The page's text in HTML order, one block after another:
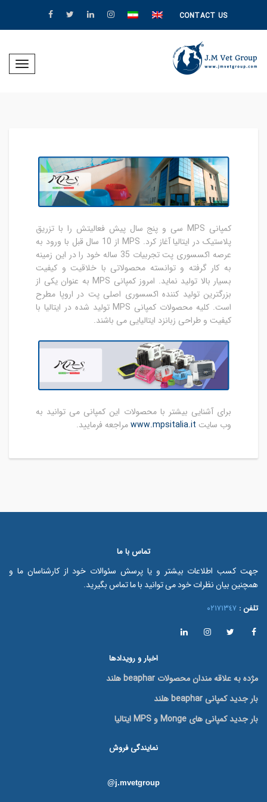
CONTACT US
کمپانی MPS سی و پنج سال پیش فعالیتش را با تزریق
پلاستیک در ایتالیا آغاز کرد. MPS از 10 سال قبل با ورود به
عرصه اکسسوری پت تجربیات 35 ساله خود را در این زمینه
به کار گرفته و توانسته محصولاتی با خلاقیت و کیفیت
بسیار بالا تولید نماید. امروز کمپانی MPS به عنوان یکی از
بزرگترین تولید کننده اکسسوری اصلی پت در اروپا مطرح
است. کلیه محصولات کمپانی MPS تولید شده در ایتالیا با
کیفیت و طراحی زبانزد ایتالیایی می باشند.
برای آشنایی بیشتر با محصولات این کمپانی می توانید به
وب سایت www.mpsitalia.itمراجعه فرمایید.
تماس با ما
جهت کسب اطلاعات بیشتر و یا پرسش سئوالات خود از کارشناسان ما و
همچنین بیان نظرات خود می توانید با ما تماس بگیرید.
تلفن : ٠٢١٧١٣٤٧
اخبار و رویدادها
مژده به علاقه مندان محصولات beaphar هلند
بار جدید کمپانی beaphar هلند
بار جدید کمپانی های Monge و MPS ایتالیا
نمایندگی فروش
@j.mvetgroup